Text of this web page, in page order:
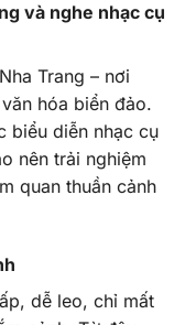
và nghe nhạc cụ
Trang – nơi
hóa biển đảo.
biểu diễn nhạc cụ
nên trải nghiệm
quan thuần cảnh
dễ leo, chỉ mất